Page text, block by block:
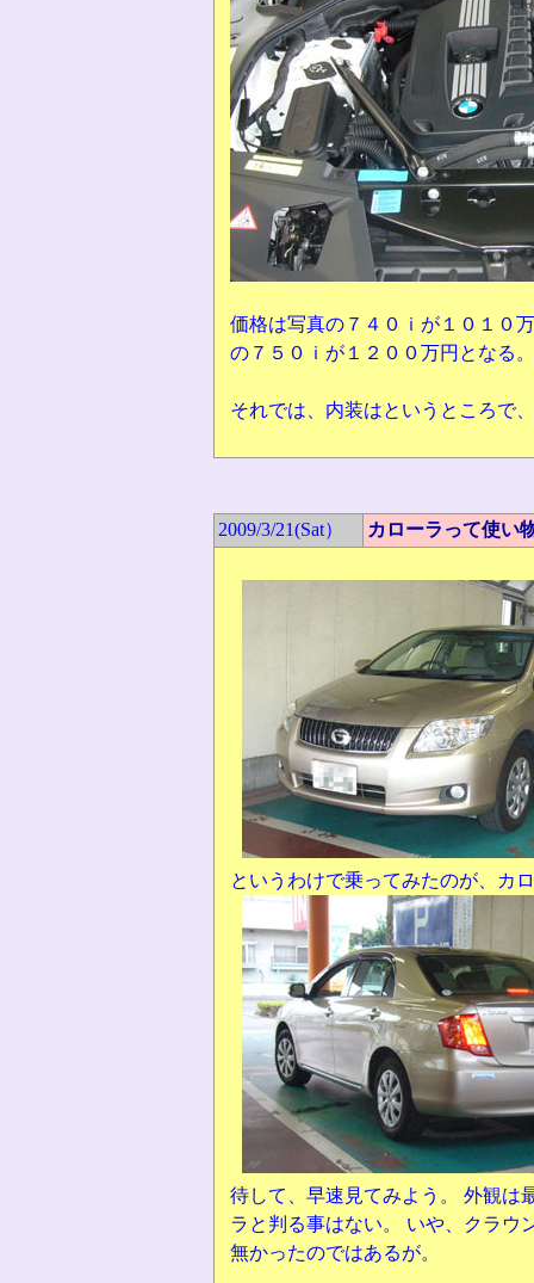
価格は写真の７４０ｉが１０１０
の７５０ｉが１２００万円となる。
それでは、内装はというところ
2009/3/21(Sat） カローラって使
というわけで乗ってみたのが、カ
待して、早速見てみよう。 外観は
ラと判る事はない。 いや、クラウ
無かったのではあるが。